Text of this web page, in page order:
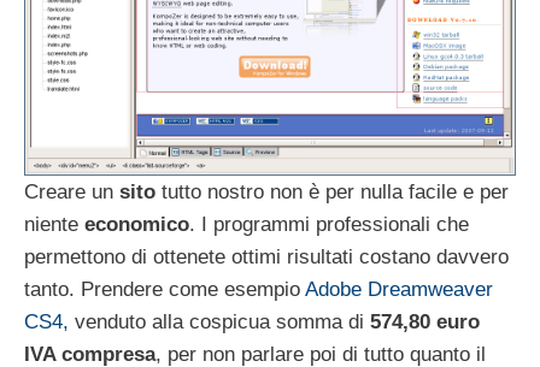
Creare un sito tutto nostro non è per nulla facile e per
niente economico. I programmi professionali che
permettono di ottenete ottimi risultati costano davvero
tanto. Prendere come esempio Adobe Dreamweaver
CS4, venduto alla cospicua somma di 574,80 euro
IVA compresa, per non parlare poi di tutto quanto il